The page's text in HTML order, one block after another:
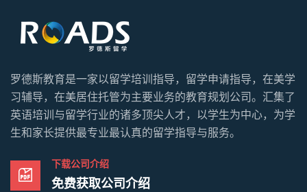
罗德斯教育是一家以留学培训指导，留学申请指导，在美学
习辅导，在美居住托管为主要业务的教育规划公司。汇集了
英语培训与留学行业的诸多顶尖人才，以学生为中心，为学
生和家长提供最专业最认真的留学指导与服务。
下载公司介绍
免费获取公司介绍